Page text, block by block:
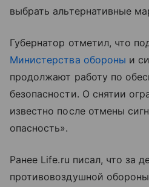
выбрать альтернативные
Губернатор отметил, что
Министерства обороны и
продолжают работу по
безопасности. О снятии
известно после отмены
опасность».
Ранее Life.ru писал, что за
противовоздушной